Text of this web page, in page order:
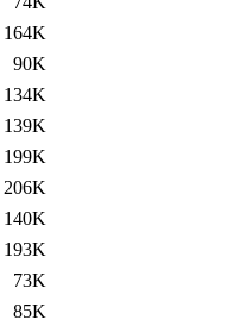
164K
90K
134K
139K
199K
206K
140K
193K
73K
85K